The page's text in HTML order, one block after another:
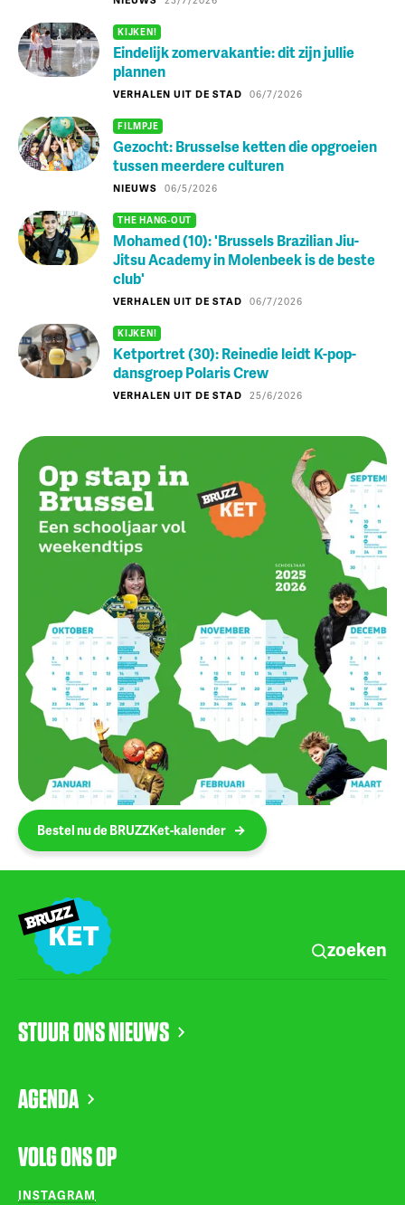
KIJKEN!
Eindelijk zomervakantie: dit zijn jullie
plannen
VERHALEN UIT DE STAD 06/7/2026
FILMPJE
Gezocht: Brusselse ketten die opgroeien
tussen meerdere culturen
NIEUWS 06/5/2026
THE HANG-OUT
Mohamed (10): 'Brussels Brazilian Jiu-
Jitsu Academy in Molenbeek is de beste
club'
VERHALEN UIT DE STAD 06/7/2026
KIJKEN!
Ketportret (30): Reinedie leidt K-pop-
dansgroep Polaris Crew
VERHALEN UIT DE STAD 25/6/2026
Bestel nu de BRUZZKet-kalender
zoeken
STUUR ONS NIEUWS
AGENDA
VOLG ONS OP
INSTAGRAM